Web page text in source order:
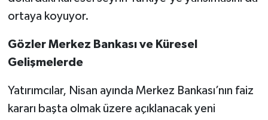
ortaya koyuyor.
Gözler Merkez Bankası ve Küresel
Gelişmelerde
Yatırımcılar, Nisan ayında Merkez Bankası’nın faiz
kararı başta olmak üzere açıklanacak yeni